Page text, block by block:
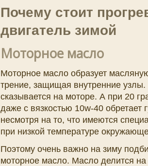
Почему стоит
двигатель зимой
Моторное масло
Моторное масло образует
трение, защищая внутренние
сказывается на моторе. А при 20
даже с вязкостью 10w-40 обретает
несмотря на то, что имеются
при низкой температуре
Поэтому очень важно на зиму
моторное масло. Масло делится